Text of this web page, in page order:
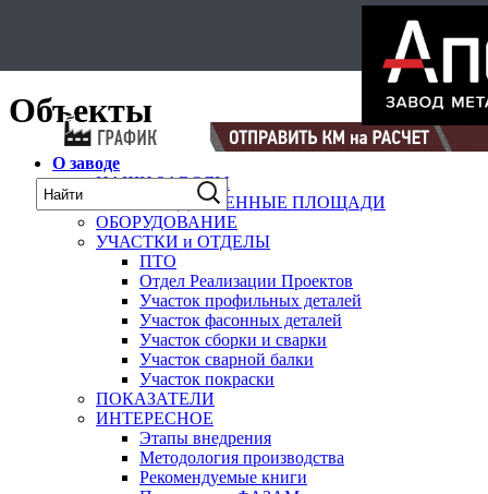
Объекты
О заводе
НАШИ ЗАВОДЫ
ПРОИЗВОДСТВЕННЫЕ ПЛОЩАДИ
ОБОРУДОВАНИЕ
УЧАСТКИ и ОТДЕЛЫ
ПТО
Отдел Реализации Проектов
Участок профильных деталей
Участок фасонных деталей
Участок сборки и сварки
Участок сварной балки
Участок покраски
ПОКАЗАТЕЛИ
ИНТЕРЕСНОЕ
Этапы внедрения
Методология производства
Рекомендуемые книги